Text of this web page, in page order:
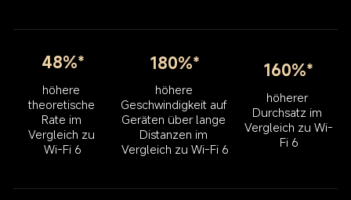
48%*
höhere
theoretische
Rate im
Vergleich zu
Wi-Fi 6
180%*
höhere
Geschwindigkeit auf
Geräten über lange
Distanzen im
Vergleich zu Wi-Fi 6
160%*
höherer
Durchsatz im
Vergleich zu Wi-
Fi 6